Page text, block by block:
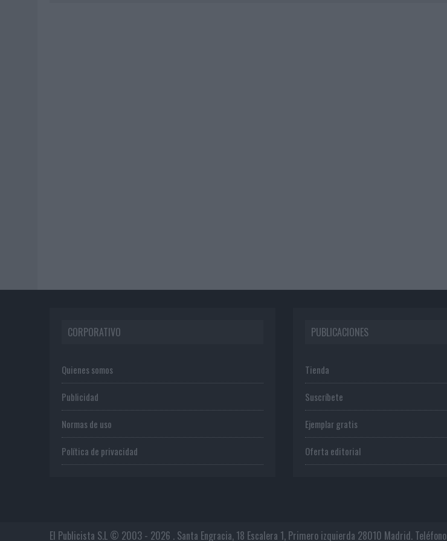
CORPORATIVO
Quienes somos
Publicidad
Normas de uso
Política de privacidad
PUBLICACIONES
Tienda
Suscríbete
Ejemplar gratis
Oferta editorial
El Publicista S.L © 2003 - 2026 . Santa Engracia, 18 Escalera 1, Primero izquierda 28010 Madrid. Teléfono